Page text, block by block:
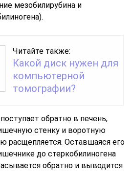
мезобилирубина и
Читайте также:
Какой диск нужен для
компьютерной
томографии?
обратно в печень,
стенку и воротную
расщепляется. Оставшаяся его
до стеркобилиногена
обратно и выводится